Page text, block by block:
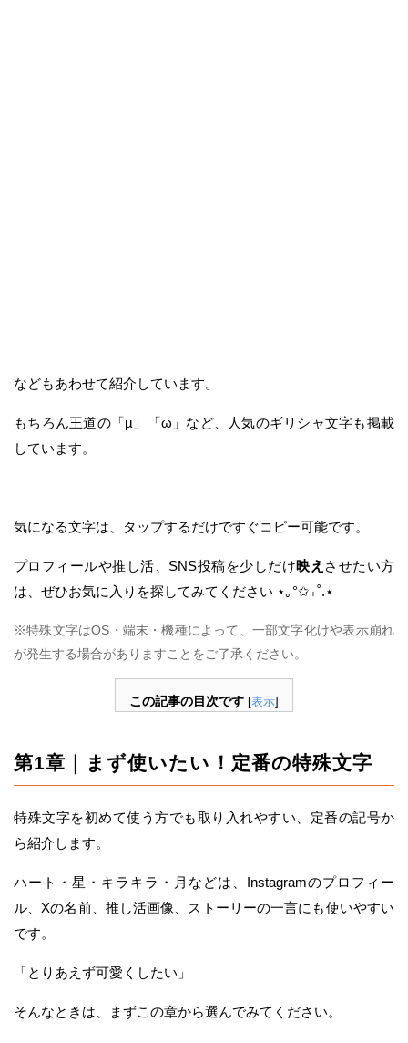
などもあわせて紹介しています。
もちろん王道の「µ」「ω」など、人気のギリシャ文字も掲載
しています。
気になる文字は、タップするだけですぐコピー可能です。
プロフィールや推し活、SNS投稿を少しだけ映え させたい方
は、ぜひお気に入りを探してみてください ⋆｡°✩₊˚.⋆
※特殊文字はOS・端末・機種によって、一部文字化けや表示崩れ
が発生する場合がありますことをご了承ください。
この記事の目次です [表示]
第1章｜まず使いたい！定番の特殊文字
特殊文字を初めて使う方でも取り入れやすい、定番の記号か
ら紹介します。
ハート・星・キラキラ・月などは、Instagramのプロフィー
ル、Xの名前、推し活画像、ストーリーの一言にも使いやすい
です。
「とりあえず可愛くしたい」
そんなときは、まずこの章から選んでみてください。